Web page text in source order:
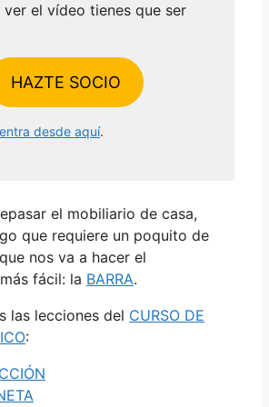
ver el vídeo tienes que ser
HAZTE SOCIO
entra desde aquí.
el mobiliario de casa,
que requiere un poquito de
nos va a hacer el
fácil: la BARRA.
las lecciones del CURSO DE
: